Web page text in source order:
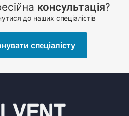
консультація?
до наших спеціалістів
спеціалісту